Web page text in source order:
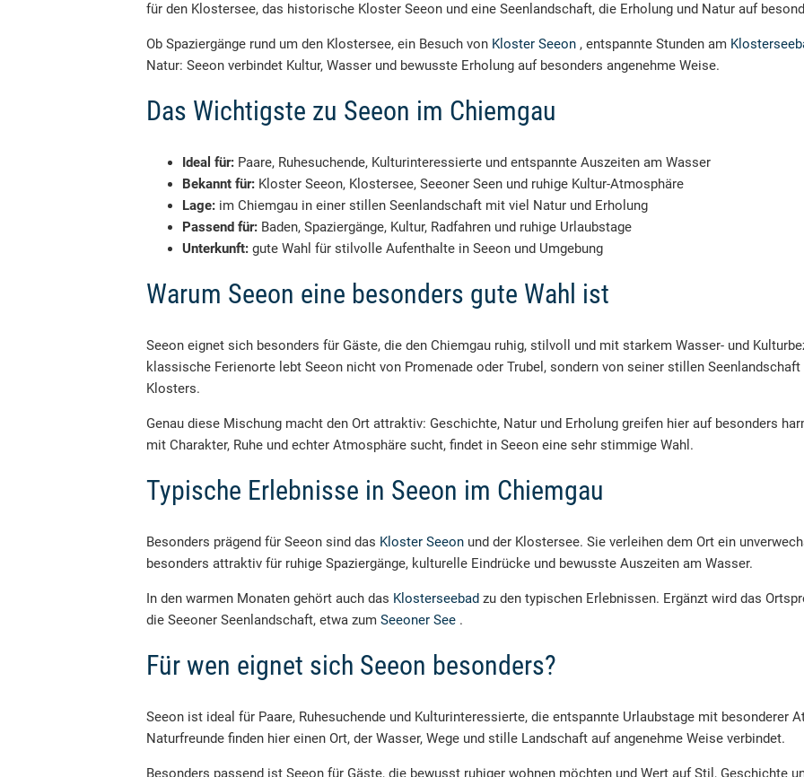
für den Klostersee, das historische Kloster Seeon und eine Seenlandschaft, die Erholung und Natur auf
Ob Spaziergänge rund um den Klostersee, ein Besuch von Kloster Seeon , entspannte Stunden am
Natur: Seeon verbindet Kultur, Wasser und bewusste Erholung auf besonders angenehme Weise.
Das Wichtigste zu Seeon im Chiemgau
Ideal für: Paare, Ruhesuchende, Kulturinteressierte und entspannte Auszeiten am Wasser
Bekannt für: Kloster Seeon, Klostersee, Seeoner Seen und ruhige Kultur-Atmosphäre
Lage: im Chiemgau in einer stillen Seenlandschaft mit viel Natur und Erholung
Passend für: Baden, Spaziergänge, Kultur, Radfahren und ruhige Urlaubstage
Unterkunft: gute Wahl für stilvolle Aufenthalte in Seeon und Umgebung
Warum Seeon eine besonders gute Wahl ist
Seeon eignet sich besonders für Gäste, die den Chiemgau ruhig, stilvoll und mit starkem Wasser- und
klassische Ferienorte lebt Seeon nicht von Promenade oder Trubel, sondern von seiner stillen
Klosters.
Genau diese Mischung macht den Ort attraktiv: Geschichte, Natur und Erholung greifen hier auf besonders
mit Charakter, Ruhe und echter Atmosphäre sucht, findet in Seeon eine sehr stimmige Wahl.
Typische Erlebnisse in Seeon im Chiemgau
Besonders prägend für Seeon sind das Kloster Seeon und der Klostersee. Sie verleihen dem Ort ein
besonders attraktiv für ruhige Spaziergänge, kulturelle Eindrücke und bewusste Auszeiten am Wasser.
In den warmen Monaten gehört auch das Klosterseebadzu den typischen Erlebnissen. Ergänzt wird das
die Seeoner Seenlandschaft, etwa zumSeeoner See .
Für wen eignet sich Seeon besonders?
Seeon ist ideal für Paare, Ruhesuchende und Kulturinteressierte, die entspannte Urlaubstage mit besonderer
Naturfreunde finden hier einen Ort, der Wasser, Wege und stille Landschaft auf angenehme Weise verbindet.
Besonders passend ist Seeon für Gäste, die bewusst ruhiger wohnen möchten und Wert auf Stil, Geschichte